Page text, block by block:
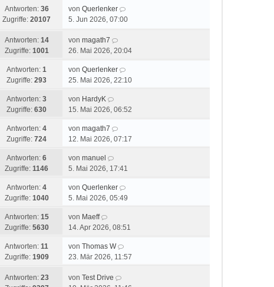
Antworten: 36
Zugriffe: 20107
von Querlenker
5. Jun 2026, 07:00
Antworten: 14
Zugriffe: 1001
von magath7
26. Mai 2026, 20:04
Antworten: 1
Zugriffe: 293
von Querlenker
25. Mai 2026, 22:10
Antworten: 3
Zugriffe: 630
von HardyK
15. Mai 2026, 06:52
Antworten: 4
Zugriffe: 724
von magath7
12. Mai 2026, 07:17
Antworten: 6
Zugriffe: 1146
von manuel
5. Mai 2026, 17:41
Antworten: 4
Zugriffe: 1040
von Querlenker
5. Mai 2026, 05:49
Antworten: 15
Zugriffe: 5630
von Maeff
14. Apr 2026, 08:51
Antworten: 11
Zugriffe: 1909
von Thomas W
23. Mär 2026, 11:57
Antworten: 23
von Test Drive